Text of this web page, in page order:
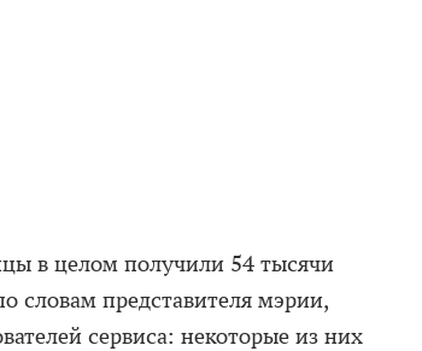
в целом получили 54 тысячи
словам представителя мэрии,
сервиса: некоторые из них